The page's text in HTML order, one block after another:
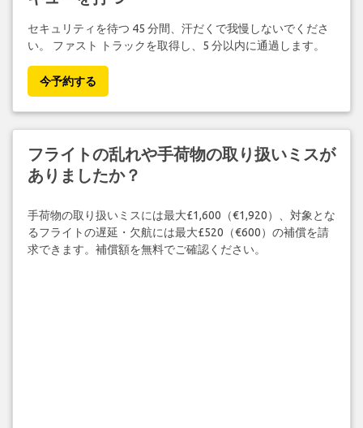
セキュリティを待つ 45 分間、汗だくで我慢しないでくださ
い。 ファスト トラックを取得し、5 分以内に通過します。
今予約する
フライトの乱れや手荷物の取り扱いミスが
ありましたか？
手荷物の取り扱いミスには最大£1,600（€1,920）、対象とな
るフライトの遅延・欠航には最大£520（€600）の補償を請
求できます。補償額を無料でご確認ください。